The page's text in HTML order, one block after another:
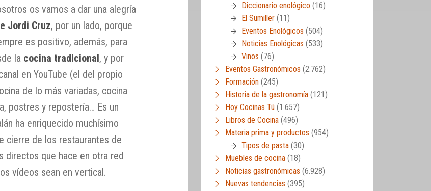
os vamos a dar una alegría
Jordi Cruz, por un lado, porque
es positivo, además, para
la cocina tradicional, y por
en YouTube (el del propio
de lo más variadas, cocina
postres y repostería… Es un
ha enriquecido muchísimo
cierre de los restaurantes de
directos que hace en otra red
vídeos sean en vertical.
Diccionario enológico (16)
El Sumiller (11)
Eventos Enológicos (504)
Noticias Enológicas (533)
Vinos (76)
Eventos Gastronómicos (2.762)
Formación (245)
Historia de la gastronomía (121)
Hoy Cocinas Tú (1.657)
Libros de Cocina (496)
Materia prima y productos (954)
Tipos de pasta (30)
Muebles de cocina (18)
Noticias gastronómicas (6.928)
Nuevas tendencias (395)